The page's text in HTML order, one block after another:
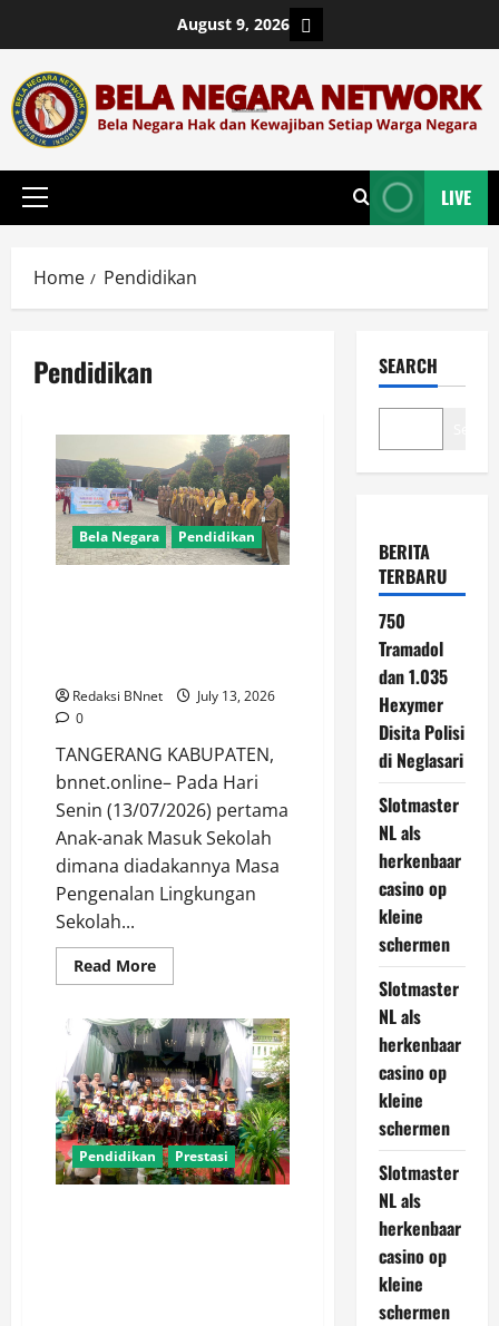
content
August 9, 2026 Login
Primary
LIVE
Home Pendidikan
Pendidikan
Bela Negara Pendidikan
Redaksi BNnet
July 13, 2026
0
TANGERANG KABUPATEN,
bnnet.online– Pada Hari
Senin (13/07/2026) pertama
Anak-anak Masuk Sekolah
dimana diadakannya Masa
Pengenalan Lingkungan
Sekolah...
Read MoreRead
more
Datang
Murid
Baru”,
MPLS
SDN
Legok
II
Hadirkan
Tarian,
Perkenalan,
dan
Pendidikan Prestasi
SEARCH
BERITA
TERBARU
750
Tramadol
dan 1.035
Hexymer
Disita Polisi
di Neglasari
Slotmaster
NL als
herkenbaar
casino op
kleine
schermen
Slotmaster
NL als
herkenbaar
casino op
kleine
schermen
Slotmaster
NL als
herkenbaar
casino op
kleine
schermen